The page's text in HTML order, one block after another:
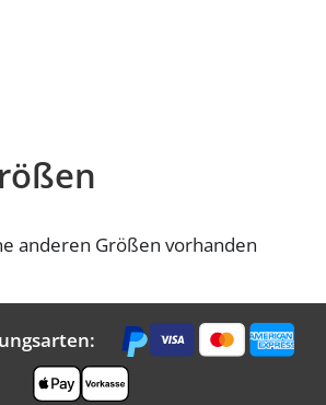
anderen Größen vorhanden